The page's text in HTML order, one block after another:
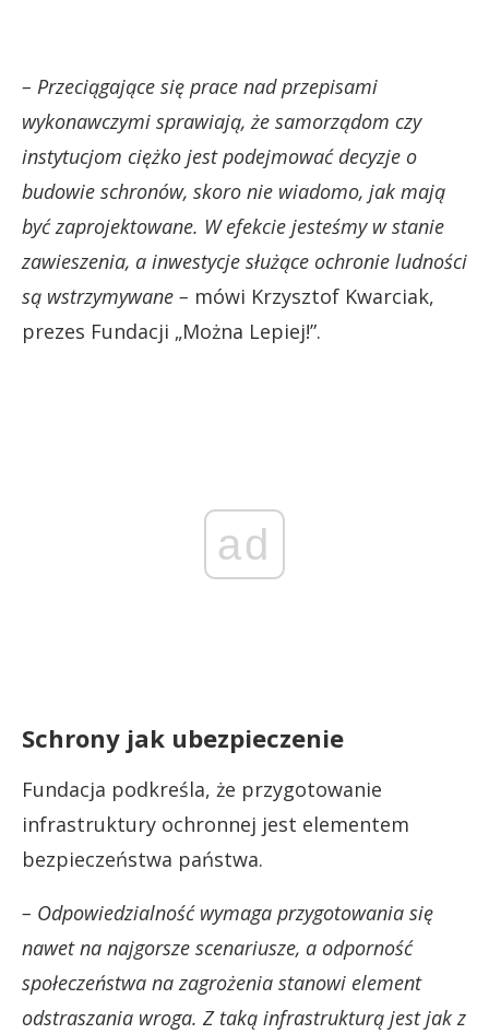
– Przeciągające się prace nad przepisami
wykonawczymi sprawiają, że samorządom czy
instytucjom ciężko jest podejmować decyzje o
budowie schronów, skoro nie wiadomo, jak mają
być zaprojektowane. W efekcie jesteśmy w stanie
zawieszenia, a inwestycje służące ochronie ludności
są wstrzymywane – mówi Krzysztof Kwarciak,
prezes Fundacji „Można Lepiej!”.
ad
Schrony jak ubezpieczenie
Fundacja podkreśla, że przygotowanie
infrastruktury ochronnej jest elementem
bezpieczeństwa państwa.
– Odpowiedzialność wymaga przygotowania się
nawet na najgorsze scenariusze, a odporność
społeczeństwa na zagrożenia stanowi element
odstraszania wroga. Z taką infrastrukturą jest jak z